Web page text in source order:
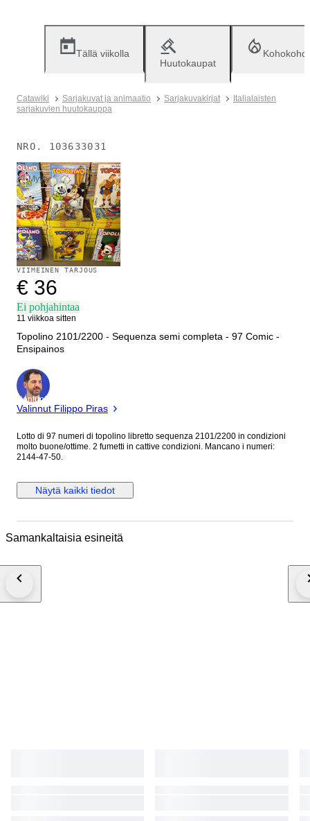
Tällä viikolla
Huutokaupat
Catawiki Sarjakuvat ja animaatio Sarjakuvakirjat
Italialaisten
sarjakuvien huutokauppa
NRO. 103633031
Myyty
VIIMEINEN TARJOUS
€ 36
Ei pohjahintaa
11 viikkoa sitten
Topolino 2101/2200 - Sequenza semi completa - 97 Comic -
Ensipainos
asiantuntija
Valinnut Filippo Piras
Lotto di 97 numeri di topolino libretto sequenza 2101/2200 in condizioni
molto buone/ottime. 2 fumetti in cattive condizioni. Mancano i numeri:
2144-47-50.
Näytä kaikki tiedot
Samankaltaisia esineitä